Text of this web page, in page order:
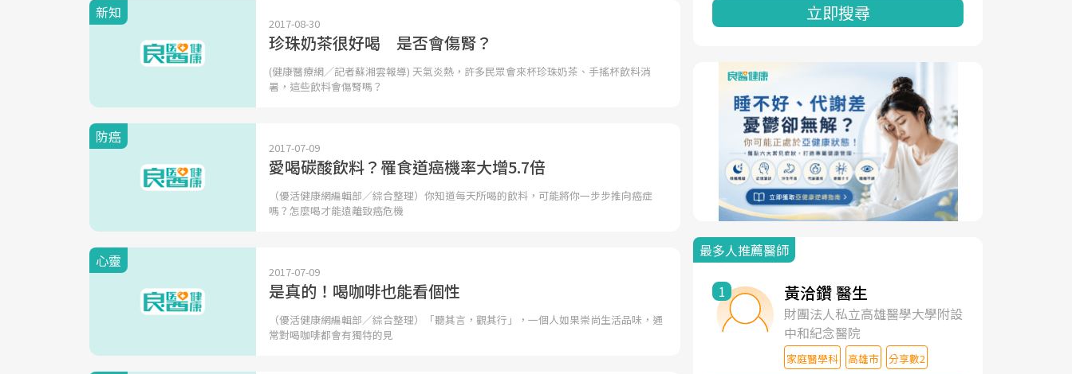
新知
2017-08-30
珍珠奶茶很好喝 是否會傷腎？
(健康醫療網╱記者蘇湘雲報導) 天氣炎熱，許多民眾會來杯珍珠奶茶、手搖杯飲料消
暑，這些飲料會傷腎嗎？
防癌
2017-07-09
愛喝碳酸飲料？罹食道癌機率大增5.7倍
（優活健康網編輯部／綜合整理）你知道每天所喝的飲料，可能將你一步步推向癌症
嗎？怎麼喝才能遠離致癌危機
心靈
2017-07-09
是真的！喝咖啡也能看個性
（優活健康網編輯部／綜合整理）「聽其言，觀其行」，一個人如果崇尚生活品味，通
常對喝咖啡都會有獨特的見
立即搜尋
最多人推薦醫師
1 黃洽鑽 醫生
財團法人私立高雄醫學大學附設
中和紀念醫院
家庭醫學科 高雄市 分享數2